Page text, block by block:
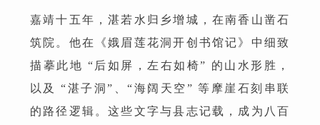
嘉靖十五年，湛若水归乡增城，在南香山凿石
筑院。他在《娥眉莲花洞开创书馆记》中细致
描摹此地 “后如屏，左右如椅” 的山水形胜，
以及 “湛子洞”、“海阔天空” 等摩崖石刻串联
的路径逻辑。这些文字与县志记载，成为八百